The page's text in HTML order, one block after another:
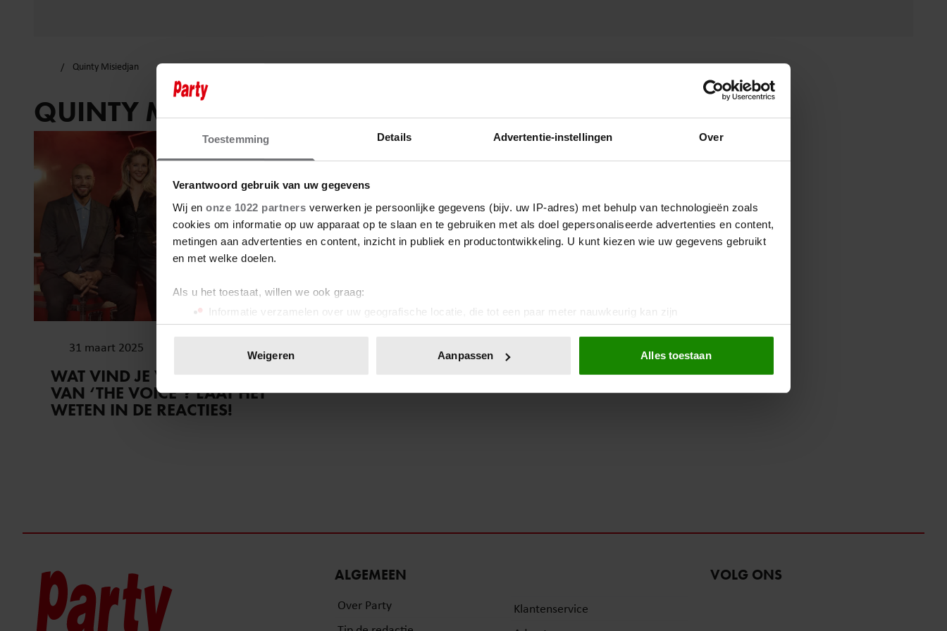
Toestemming Details Advertentie-instellingen Over
Verantwoord gebruik van uw gegevens
Wij en onze 1022 partners verwerken je persoonlijke gegevens (bijv. uw IP-adres) met behulp van technologieën zoals
cookies om informatie op uw apparaat op te slaan en te gebruiken met als doel gepersonaliseerde advertenties en content,
metingen aan advertenties en content, inzicht in publiek en productontwikkeling. U kunt kiezen wie uw gegevens gebruikt
en met welke doelen.
Als u het toestaat, willen we ook graag:
Informatie verzamelen over uw geografische locatie, die tot een paar meter nauwkeurig kan zijn
Uw apparaat identificeren door het actief te scannen op specifieke eigenschappen (fingerprinting)
toestemming op elk moment wijzigen of intrekken in de Cookieverklaring.
We gebruiken cookies om content en advertenties te personaliseren, om functies voor social media te bieden en om ons
websiteverkeer te analyseren. Ook delen we informatie over uw gebruik van onze site met onze partners voor social
Weigeren Aanpassen Alles toestaan
Quinty Misiedjan
QUINTY MISIEDJAN
31 maart 2025
WAT VIND JE VAN DE COACHES
VAN ‘THE VOICE’? LAAT HET
WETEN IN DE REACTIES!
ALGEMEEN
Over Party
Klantenservice
VOLG ONS